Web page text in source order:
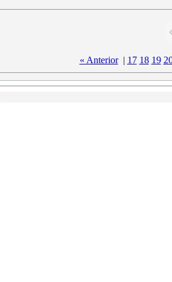
« Anterior| 17 18 19